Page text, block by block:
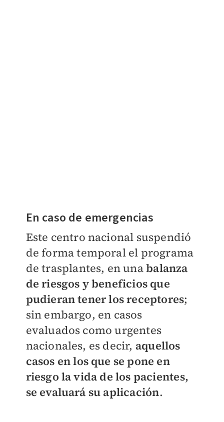
En caso de emergencias
Este centro nacional suspendió
de forma temporal el programa
de trasplantes, en unabalanza
de riesgos y beneficios que
pudieran tener los receptores;
sin embargo, en casos
evaluados como urgentes
nacionales, es decir, aquellos
casos en los que se pone en
riesgo la vida de los pacientes,
se evaluará su aplicación.